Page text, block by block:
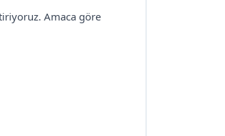
Amaca göre